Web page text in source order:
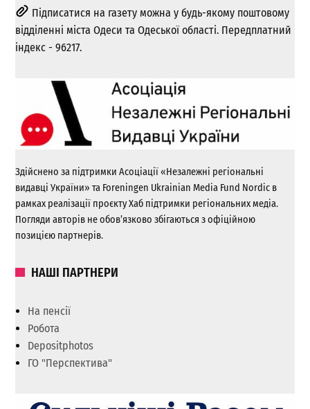
Підписатися на газету можна у будь-якому поштовому
відділенні міста Одеси та Одеської області. Передплатний
індекс - 96217.
Здійснено за підтримки Асоціації «Незалежні регіональні
видавці України» та Foreningen Ukrainian Media Fund Nordic в
рамках реалізації проєкту Хаб підтримки регіональних медіа.
Погляди авторів не обов’язково збігаються з офіційною
позицією партнерів.
НАШІ ПАРТНЕРИ
На пенсії
Робота
Depositphotos
ГО "Перспектива"